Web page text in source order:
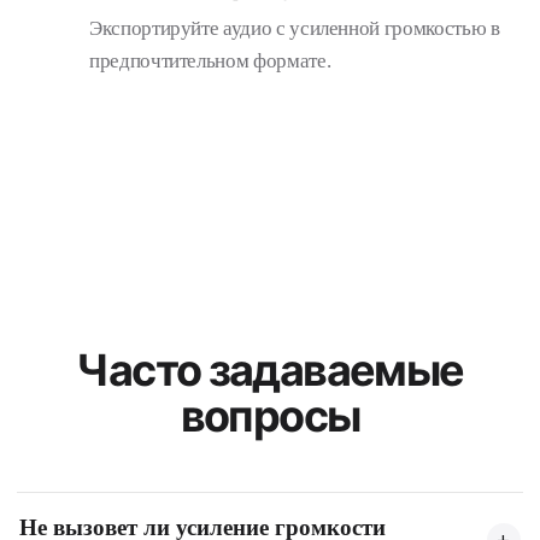
Экспортируйте аудио с усиленной громкостью в
предпочтительном формате.
Часто задаваемые
вопросы
Не вызовет ли усиление громкости